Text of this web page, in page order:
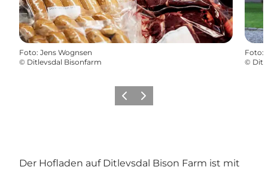
Foto: Jens Wognsen
© Ditlevsdal Bisonfarm
Foto:
©
Vorherige Folie
Nächste Folie
Der Hofladen auf Ditlevsdal Bison Farm ist mit